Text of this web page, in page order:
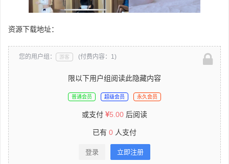
资源下载地址：
您的用户组： 游客 (付费内容：1)
限以下用户组阅读此隐藏内容
普通会员 超级会员 永久会员
或支付 5.00 后阅读
已有 0 人支付
登录 立即注册